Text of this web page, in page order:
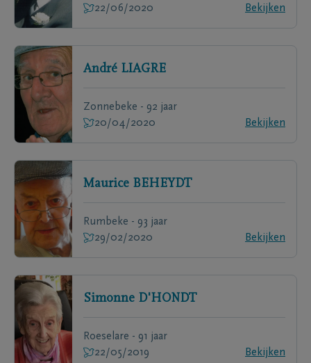
22/06/2020
Bekijken
André LIAGRE
Zonnebeke - 92 jaar
20/04/2020
Bekijken
Maurice BEHEYDT
Rumbeke - 93 jaar
29/02/2020
Bekijken
Simonne D'HONDT
Roeselare - 91 jaar
22/05/2019
Bekijken